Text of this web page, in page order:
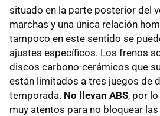
situado en la parte posterior del
marchas y una única relación
tampoco en este sentido se
ajustes específicos. Los frenos
discos carbono-cerámicos que
están limitados a tres juegos de
temporada. No llevan ABS, por
muy atentos para no bloquear